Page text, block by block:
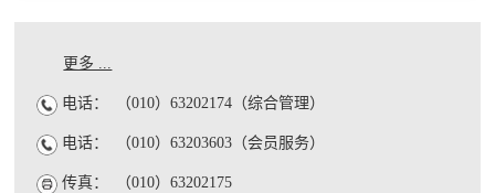
更多 ...
电话： （010）63202174（综合管理）
电话： （010）63203603（会员服务）
传真： （010）63202175